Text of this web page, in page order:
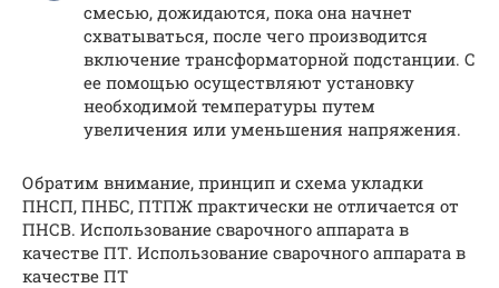
смесью, дожидаются, пока она начнет
схватываться, после чего производится
включение трансформаторной подстанции. С
ее помощью осуществляют установку
необходимой температуры путем
увеличения или уменьшения напряжения.
Обратим внимание, принцип и схема укладки
ПНСП, ПНБС, ПТПЖ практически не отличается от
ПНСВ. Использование сварочного аппарата в
качестве ПТ. Использование сварочного аппарата в
качестве ПТ